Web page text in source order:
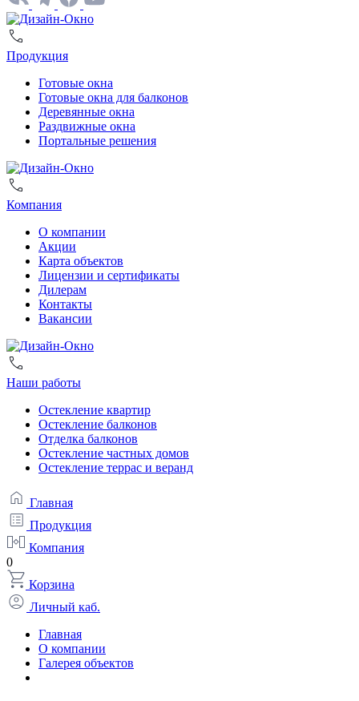
Продукция
Готовые окна
Готовые окна для балконов
Деревянные окна
Раздвижные окна
Портальные решения
Компания
О компании
Акции
Карта объектов
Лицензии и сертификаты
Дилерам
Контакты
Вакансии
Наши работы
Остекление квартир
Остекление балконов
Отделка балконов
Остекление частных домов
Остекление террас и веранд
Главная
Продукция
Компания
0
Корзина
Личный каб.
Главная
О компании
Галерея объектов